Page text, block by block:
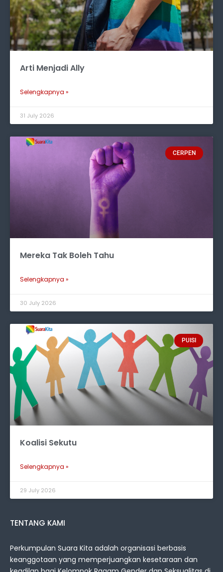
Arti Menjadi Ally
Selengkapnya »
31 July 2026
CERPEN
Mereka Tak Boleh Tahu
Selengkapnya »
30 July 2026
PUISI
Koalisi Sekutu
Selengkapnya »
29 July 2026
TENTANG KAMI
Perkumpulan Suara Kita adalah organisasi berbasis
keanggotaan yang memperjuangkan kesetaraan dan